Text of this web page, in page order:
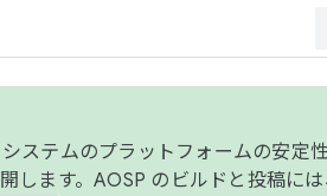
ステムのプラットフォームの安定
ます。AOSP のビルドと投稿には